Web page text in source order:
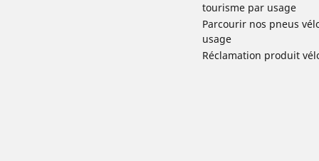
tourisme par usage
Parcourir nos pneus
usage
Réclamation produit